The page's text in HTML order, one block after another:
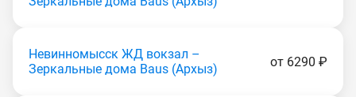
Невинномысск ЖД вокзал –
Зеркальные дома Baus (Apxыз)
от 6290 ₽